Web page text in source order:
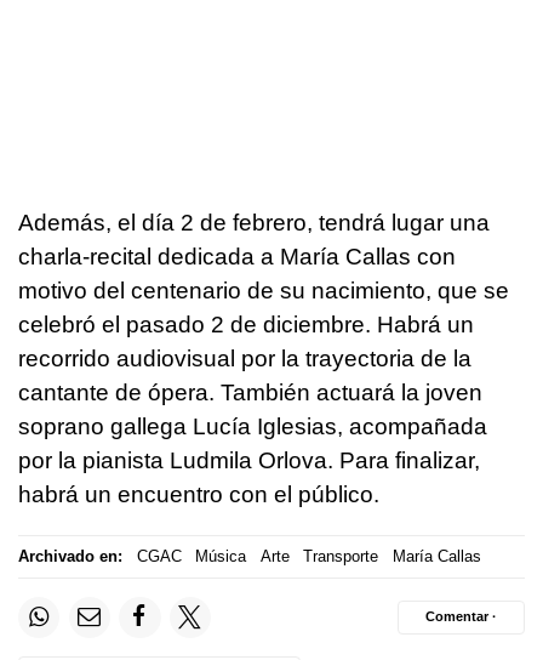
Además, el día 2 de febrero, tendrá lugar una
charla-recital dedicada a María Callas con
motivo del centenario de su nacimiento, que se
celebró el pasado 2 de diciembre. Habrá un
recorrido audiovisual por la trayectoria de la
cantante de ópera. También actuará la joven
soprano gallega Lucía Iglesias, acompañada
por la pianista Ludmila Orlova. Para finalizar,
habrá un encuentro con el público.
Archivado en: CGAC Música Arte Transporte María Callas
Comentar ·